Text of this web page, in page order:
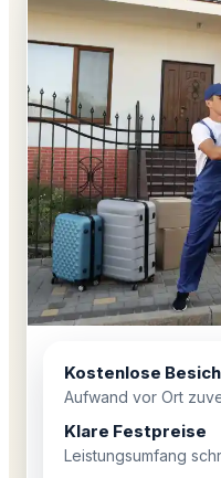
Kostenlose
Aufwand vor Ort
Klare Festpreise
Leistungsumfang